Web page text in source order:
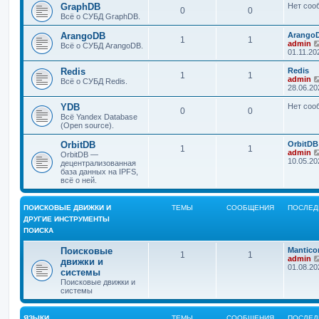
е
н
ю
GraphDB
Всё о СУБД GraphDB.
0 0 Нет
ArangoDB
Всё о СУБД ArangoDB.
1 1
admin
Redis
Всё о СУБД Redis.
1 1
Redis
admin
YDB
Всё Yandex Database
(Open source).
0 0 Нет
OrbitDB
OrbitDB —
децентрализованная
база данных на IPFS,
всё о ней.
1 1
OrbitDB
admin
ПОИСКОВЫЕ ДВИЖКИ И
ДРУГИЕ ИНСТРУМЕНТЫ
ПОИСКА
ТЕМЫ СООБЩЕНИЯ
Поисковые
движки и
системы
Поисковые движки и
системы
1 1
admin